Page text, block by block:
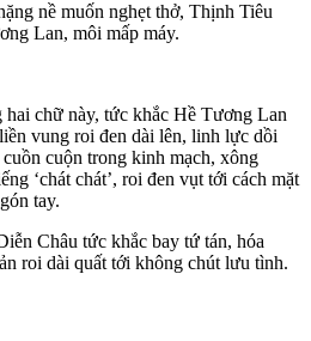
nề muốn nghẹt thở, Thịnh Tiêu
Lan, môi mấp máy.
chữ này, tức khắc Hề Tương Lan
vung roi đen dài lên, linh lực dồi
cuộn trong kinh mạch, xông
‘chát chát’, roi đen vụt tới cách mặt
tay.
Châu tức khắc bay tứ tán, hóa
roi dài quất tới không chút lưu tình.